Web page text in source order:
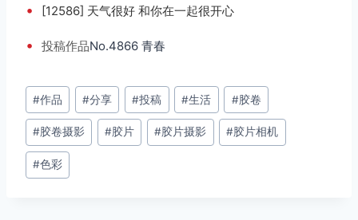
• [12586] 天气很好 和你在一起很开心
• 投稿作品No.4866 青春
文
章
标
签：
#作品 #分享 #投稿 #生活 #胶卷
#胶卷摄影 #胶片 #胶片摄影 #胶片相机
#色彩